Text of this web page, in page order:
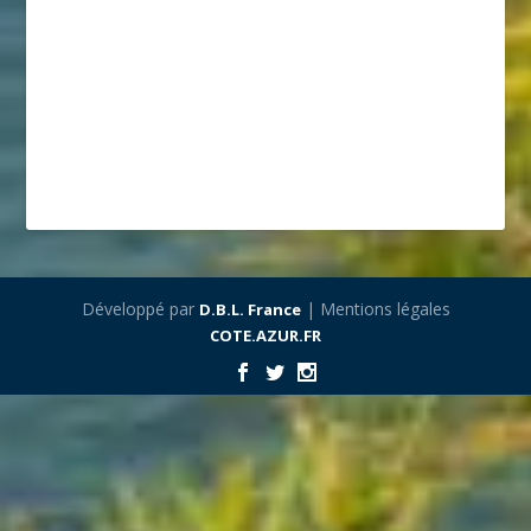
Développé par D.B.L. France| Mentions légales
COTE.AZUR.FR